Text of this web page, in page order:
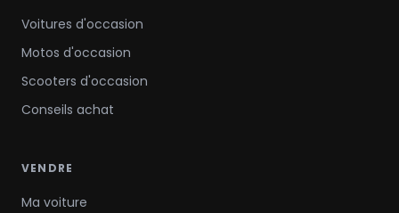
Voitures d'occasion
Motos d'occasion
Scooters d'occasion
Conseils achat
VENDRE
Ma voiture